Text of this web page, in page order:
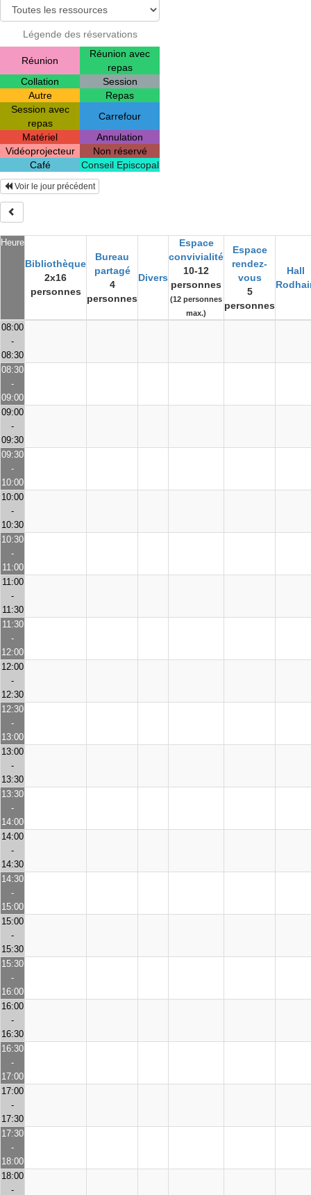
Légende des réservations
Réunion
Réunion avec
repas
Collation
Session
Autre
Repas
Session avec
repas
Carrefour
Matériel
Annulation
Vidéoprojecteur
Non réservé
Café
Conseil Episcopal
Heure
Bibliothèque
2x16
personnes
Bureau
partagé
4
personnes
Divers
Espace
convivialité
10-12
personnes
(12 personnes
max.)
Espace
rendez-
vous
5
personnes
Hall
Voir le jour précédent
08:00
-
08:30
08:30
-
09:00
09:00
-
09:30
09:30
-
10:00
10:00
-
10:30
10:30
-
11:00
11:00
-
11:30
11:30
-
12:00
12:00
-
12:30
12:30
-
13:00
13:00
-
13:30
13:30
-
14:00
14:00
-
14:30
14:30
-
15:00
15:00
-
15:30
15:30
-
16:00
16:00
-
16:30
16:30
-
17:00
17:00
-
17:30
17:30
-
18:00
18:00
-